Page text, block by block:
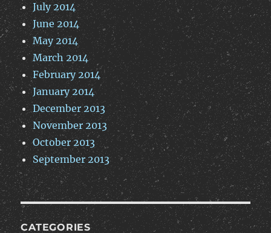
July 2014
June 2014
May 2014
March 2014
February 2014
January 2014
December 2013
November 2013
October 2013
September 2013
CATEGORIES